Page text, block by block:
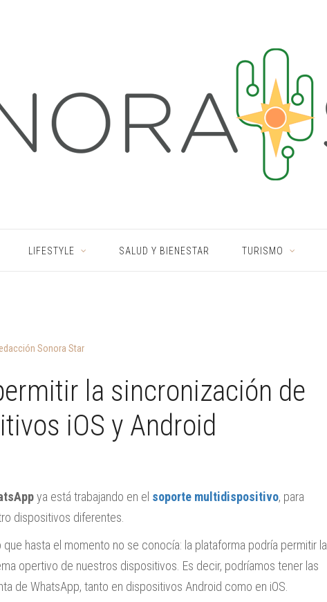
LIFESTYLE SALUD Y BIENESTAR TURISMO
Sonora Star
la sincronización de
iOS y Android
ya está trabajando en el soporte multidispositivo, para
dispositivos diferentes.
que hasta el momento no se conocía: la plataforma podría permitir la
opertivo de nuestros dispositivos. Es decir, podríamos tener las
de WhatsApp, tanto en dispositivos Android como en iOS.